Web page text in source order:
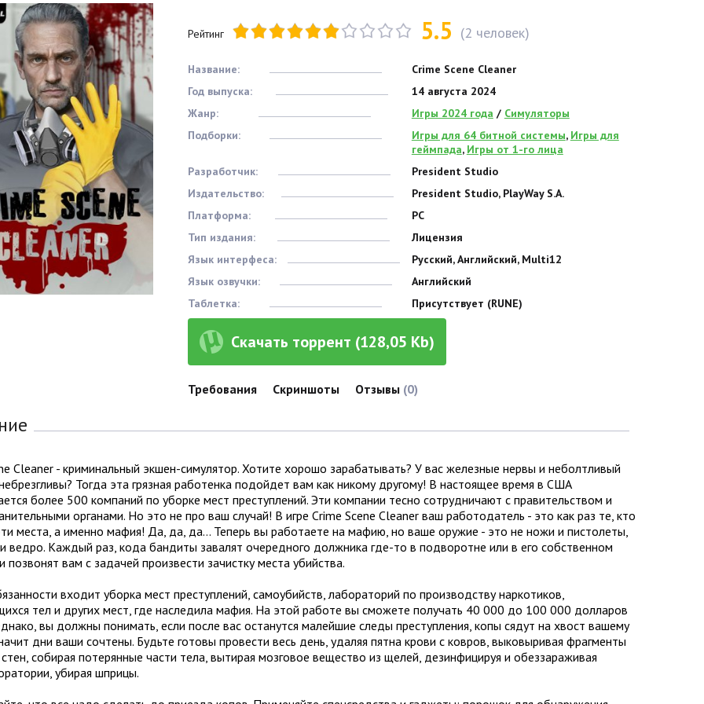
Рейтинг 5.5 (2 человек)
Название:
Crime Scene Cleaner
Год выпуска:
14 августа 2024
Жанр:
Игры 2024 года / Симуляторы
Подборки:
Игры для 64 битной системы, Игры для
геймпада, Игры от 1-го лица
Разработчик:
President Studio
Издательство:
President Studio, PlayWay S.A.
Платформа:
PC
Тип издания:
Лицензия
Язык интерфеса:
Русский, Английский, Multi12
Язык озвучки:
Английский
Таблетка:
Присутствует (RUNE)
Скачать торрент (128,05 Kb)
Требования Скриншоты Отзывы (0)
Cleaner - криминальный экшен-симулятор. Хотите хорошо зарабатывать? У вас железные нервы и неболтливый
Тогда эта грязная работенка подойдет вам как никому другому! В настоящее время в США
более 500 компаний по уборке мест преступлений. Эти компании тесно сотрудничают с правительством и
органами. Но это не про ваш случай! В игре Crime Scene Cleaner ваш работодатель - это как раз те, кто
места, а именно мафия! Да, да, да… Теперь вы работаете на мафию, но ваше оружие - это не ножи и пистолеты,
ведро. Каждый раз, кода бандиты завалят очередного должника где-то в подворотне или в его собственном
позвонят вам с задачей произвести зачистку места убийства.
входит уборка мест преступлений, самоубийств, лабораторий по производству наркотиков,
тел и других мест, где наследила мафия. На этой работе вы сможете получать 40 000 до 100 000 долларов
вы должны понимать, если после вас останутся малейшие следы преступления, копы сядут на хвост вашему
дни ваши сочтены. Будьте готовы провести весь день, удаляя пятна крови с ковров, выковыривая фрагменты
собирая потерянные части тела, вытирая мозговое вещество из щелей, дезинфицируя и обеззараживая
убирая шприцы.